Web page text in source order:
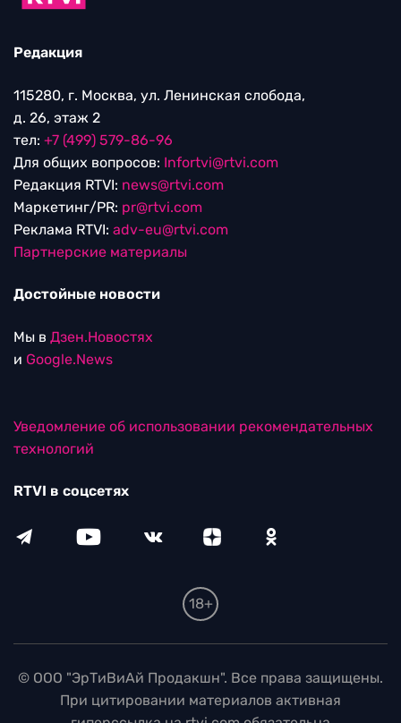
Редакция
115280, г. Москва, ул. Ленинская слобода,
д. 26, этаж 2
тел: +7 (499) 579-86-96
Для общих вопросов: Infortvi@rtvi.com
Редакция RTVI: news@rtvi.com
Маркетинг/PR: pr@rtvi.com
Реклама RTVI: adv-eu@rtvi.com
Партнерские материалы
Достойные новости
Мы в Дзен.Новостях
и Google.News
Уведомление об использовании рекомендательных
технологий
RTVI в соцсетях
18+
© ООО "ЭрТиВиАй Продакшн". Все права защищены.
При цитировании материалов активная